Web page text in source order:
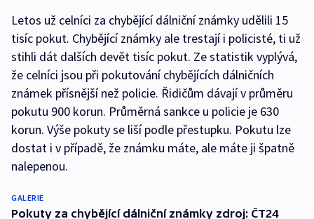
Letos už celníci za chybějící dálniční známky udělili 15
tisíc pokut. Chybějící známky ale trestají i policisté, ti už
stihli dát dalších devět tisíc pokut. Ze statistik vyplývá,
že celníci jsou při pokutování chybějících dálničních
známek přísnější než policie. Řidičům dávají v průměru
pokutu 900 korun. Průměrná sankce u policie je 630
korun. Výše pokuty se liší podle přestupku. Pokutu lze
dostat i v případě, že známku máte, ale máte ji špatně
nalepenou.
GALERIE
Pokuty za chybějící dálniční známky zdroj: ČT24